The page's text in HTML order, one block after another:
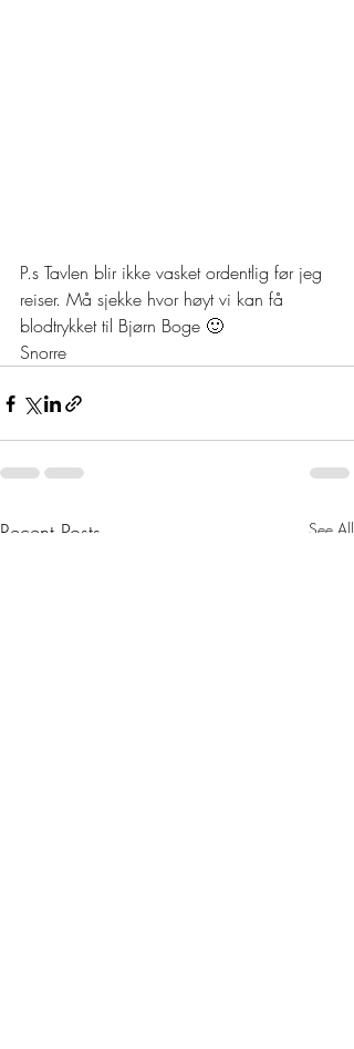
P.s Tavlen blir ikke vasket ordentlig før jeg
reiser. Må sjekke hvor høyt vi kan få
blodtrykket til Bjørn Boge 🙂
Snorre
Recent Posts See All